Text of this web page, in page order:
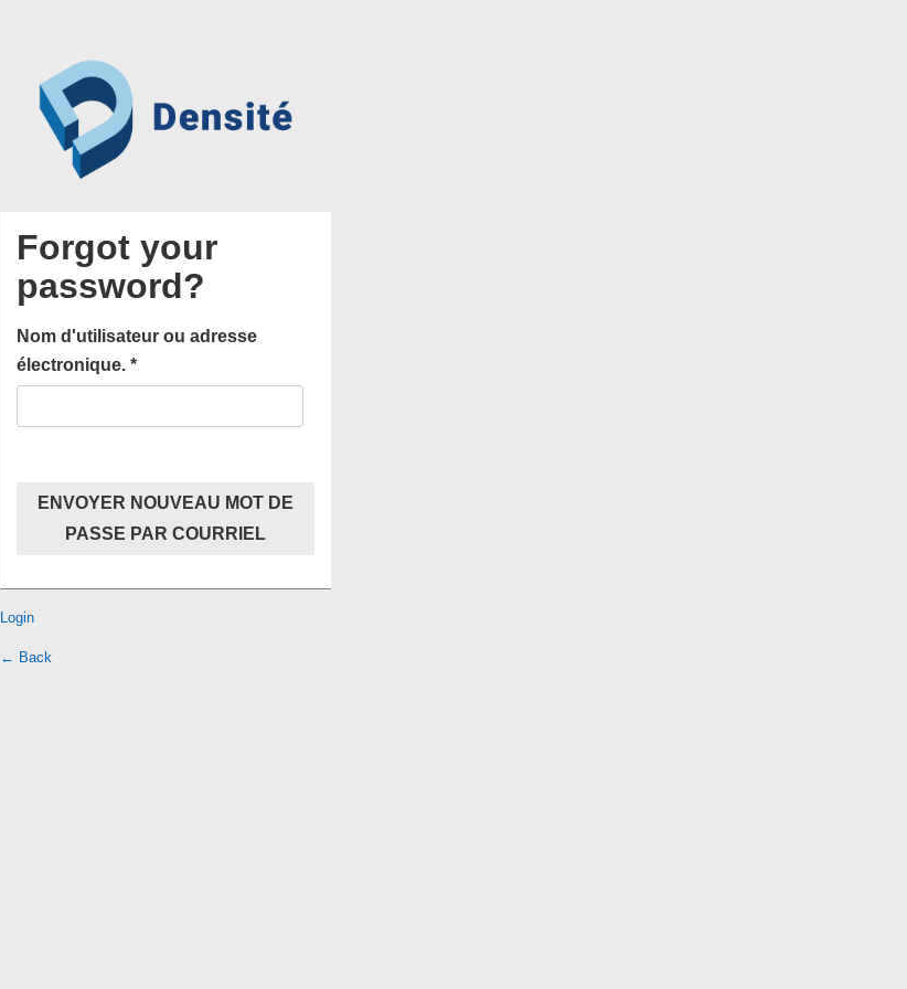
Forgot your
password?
Nom d'utilisateur ou adresse
électronique. *
ENVOYER NOUVEAU MOT DE
PASSE PAR COURRIEL
Login
← Back